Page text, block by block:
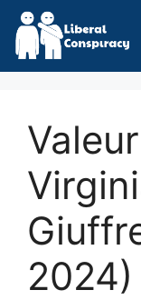
Skip
content
2024)